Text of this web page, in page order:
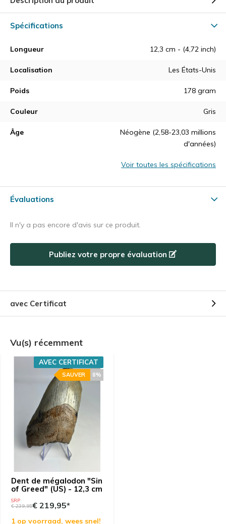
Spécifications
Longueur 12,3 cm - (4,72 inch)
Localisation Les États-Unis
Poids 178 gram
Couleur Gris
Âge
Néogène (2,58-23,03 millions
d'années)
Voir toutes les spécifications
Évaluations
Il n'y a pas encore d'avis sur ce produit.
Publiez votre propre évaluation
avec Certificat
Vu(s) récemment
Dent de mégalodon "Sin
of Greed" (US) - 12,3 cm
AVEC CERTIFICAT
8%
SAUVER
SRP
€ 239,95€ 219,95*
1 op voorraad, wees snel!